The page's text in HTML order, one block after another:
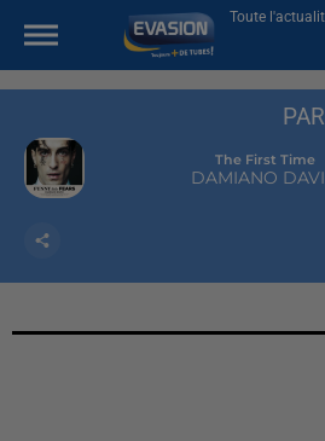
Toute
The First Time
DAMIANO